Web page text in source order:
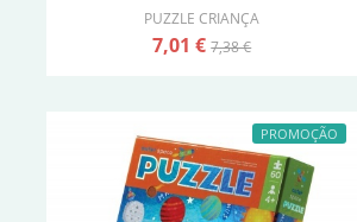
PUZZLE CRIANÇA
7,01 €7,38 €
PROMOÇÃO